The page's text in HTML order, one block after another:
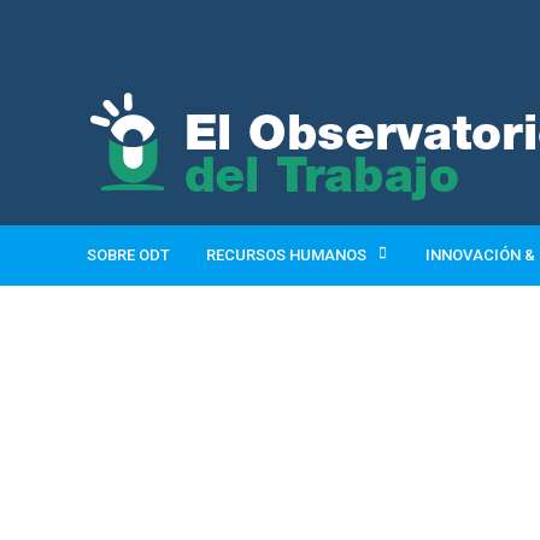
SOBRE ODT RECURSOS HUMANOS INNOVACIÓN &